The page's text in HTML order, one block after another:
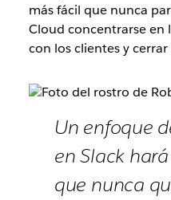
más fácil que nunca
Cloud concentrarse
con los clientes y
Un enfoque
en Slack
que nunca